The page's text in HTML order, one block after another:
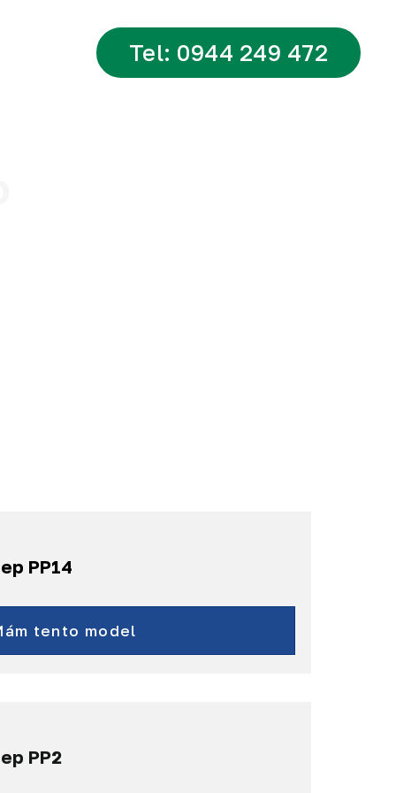
Tel: 0944 249 472
PP14
Grand Cherokee
Wagoneer
Grand Wagoneer
tento model
PP2